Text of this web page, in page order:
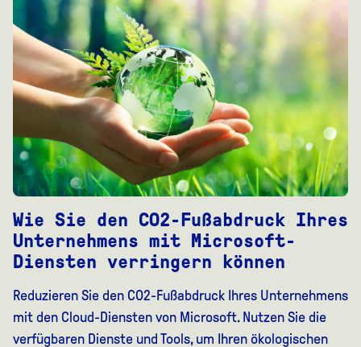
Wie Sie den CO2-Fußabdruck Ihres
Unternehmens mit Microsoft-
Diensten verringern können
Reduzieren Sie den CO2-Fußabdruck Ihres Unternehmens
mit den Cloud-Diensten von Microsoft. Nutzen Sie die
verfügbaren Dienste und Tools, um Ihren ökologischen